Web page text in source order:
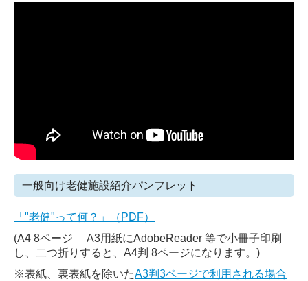
一般向け老健施設紹介パンフレット
「"老健"って何？」（PDF）
(A4 8ページ A3用紙にAdobeReader 等で小冊子印刷
し、二つ折りすると、A4判 8ページになります。)
※表紙、裏表紙を除いたA3判3ページで利用される場合